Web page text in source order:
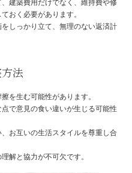
策
を確保することが難しく、生活
で、プライバシーをある程度確
空間を作るのは難しい場合もあ
お互いのプライバシーを尊重し
重要です。